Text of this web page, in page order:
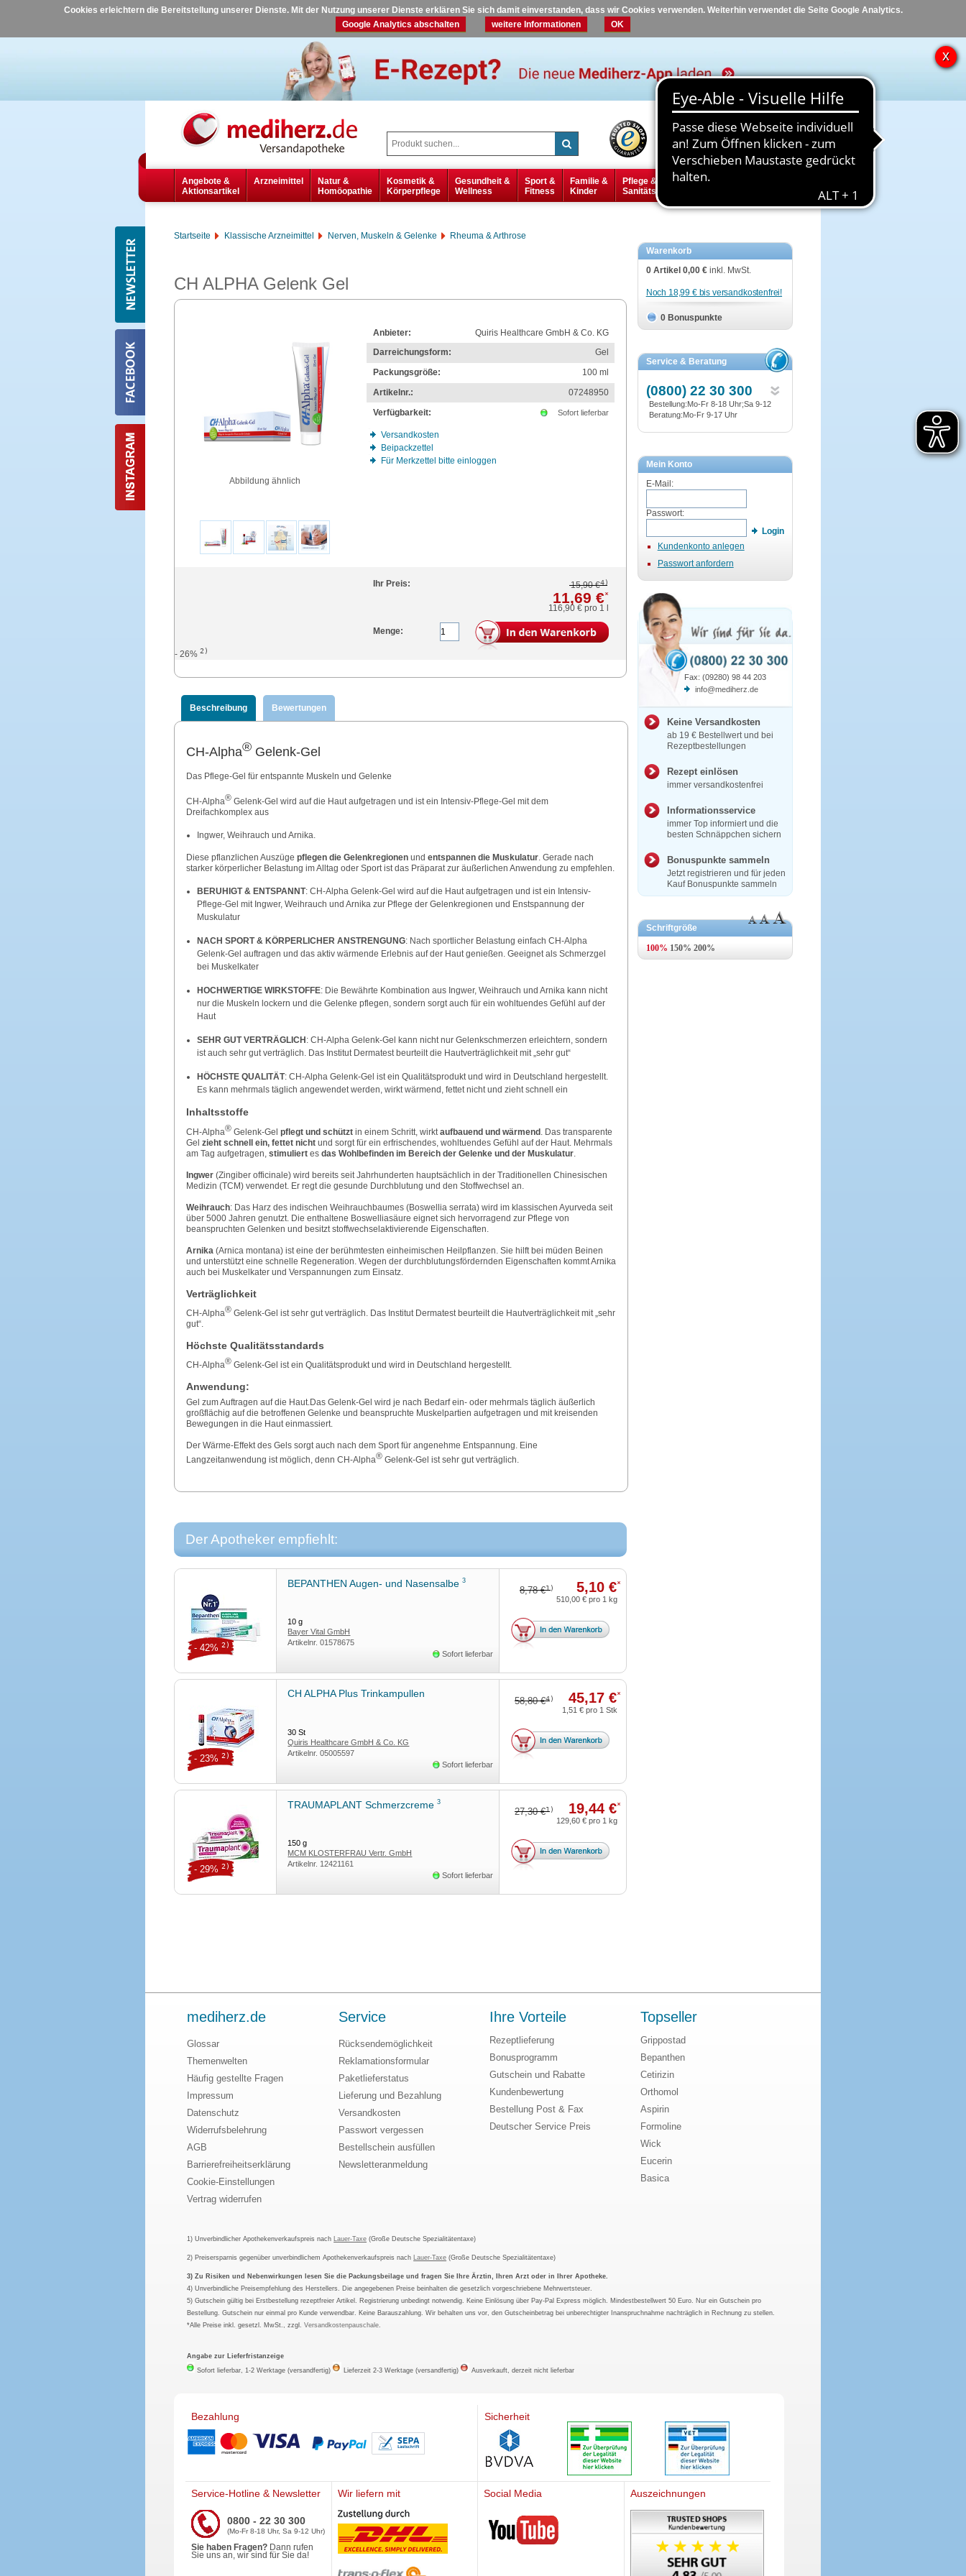
Cookies erleichtern die Bereitstellung unserer Dienste. Mit der Nutzung unserer Dienste erklären Sie sich damit einverstanden, dass wir Cookies verwenden. Weiterhin verwendet die Seite Google Analytics.
Google Analytics abschalten
weitere Informationen OK
Hilfe Kontakt
Angebote &
Aktionsartikel
Arzneimittel
Natur &
Homöopathie
Kosmetik &
Körperpflege
Gesundheit &
Wellness
Sport &
Fitness
Familie &
Kinder
Pflege &
Sanitätsbedarf
Diabetes
Startseite Klassische Arzneimittel Nerven, Muskeln & Gelenke Rheuma & Arthrose
CH ALPHA Gelenk Gel
Abbildung ähnlich
Anbieter:
Quiris Healthcare GmbH & Co. KG
Darreichungsform:
Gel
Packungsgröße:
100 ml
Artikelnr.:
07248950
Verfügbarkeit:
Sofort lieferbar
Versandkosten
Beipackzettel
Für Merkzettel bitte einloggen
Ihr Preis: 15,90 €4)
11,69 €*
116,90 €pro 1 l
Menge:
- 26% 2)
Beschreibung Bewertungen
CH-Alpha®Gelenk-Gel
Das Pflege-Gel für entspannte Muskeln und Gelenke
CH-Alpha®Gelenk-Gel wird auf die Haut aufgetragen und ist ein Intensiv-Pflege-Gel mit dem
Dreifachkomplex aus
Ingwer, Weihrauch und Arnika.
Diese pflanzlichen Auszüge pflegen die Gelenkregionenund entspannen die Muskulatur. Gerade nach
starker körperlicher Belastung im Alltag oder Sport ist das Präparat zur äußerlichen Anwendung zu empfehlen.
BERUHIGT & ENTSPANNT: CH-Alpha Gelenk-Gel wird auf die Haut aufgetragen und ist ein Intensiv-
Pflege-Gel mit Ingwer, Weihrauch und Arnika zur Pflege der Gelenkregionen und Enstspannung der
Muskulatur
NACH SPORT & KÖRPERLICHER ANSTRENGUNG: Nach sportlicher Belastung einfach CH-Alpha
Gelenk-Gel auftragen und das aktiv wärmende Erlebnis auf der Haut genießen. Geeignet als Schmerzgel
bei Muskelkater
HOCHWERTIGE WIRKSTOFFE: Die Bewährte Kombination aus Ingwer, Weihrauch und Arnika kann nicht
nur die Muskeln lockern und die Gelenke pflegen, sondern sorgt auch für ein wohltuendes Gefühl auf der
Haut
SEHR GUT VERTRÄGLICH : CH-Alpha Gelenk-Gel kann nicht nur Gelenkschmerzen erleichtern, sondern
ist auch sehr gut verträglich. Das Institut Dermatest beurteilt die Hautverträglichkeit mit „sehr gut“
HÖCHSTE QUALITÄT: CH-Alpha Gelenk-Gel ist ein Qualitätsprodukt und wird in Deutschland hergestellt.
Es kann mehrmals täglich angewendet werden, wirkt wärmend, fettet nicht und zieht schnell ein
Inhaltsstoffe
CH-Alpha®Gelenk-Gel pflegt und schütztin einem Schritt, wirkt aufbauend und wärmend. Das transparente
Gel zieht schnell ein, fettet nichtund sorgt für ein erfrischendes, wohltuendes Gefühl auf der Haut. Mehrmals
am Tag aufgetragen, stimuliertes das Wohlbefinden im Bereich der Gelenke und der Muskulatur.
Ingwer(Zingiber officinale) wird bereits seit Jahrhunderten hauptsächlich in der Traditionellen Chinesischen
Medizin (TCM) verwendet. Er regt die gesunde Durchblutung und den Stoffwechsel an.
Weihrauch: Das Harz des indischen Weihrauchbaumes (Boswellia serrata) wird im klassischen Ayurveda seit
über 5000 Jahren genutzt. Die enthaltene Boswelliasäure eignet sich hervorragend zur Pflege von
beanspruchten Gelenken und besitzt stoffwechselaktivierende Eigenschaften.
Arnika (Arnica montana) ist eine der berühmtesten einheimischen Heilpflanzen. Sie hilft bei müden Beinen
und unterstützt eine schnelle Regeneration. Wegen der durchblutungsfördernden Eigenschaften kommt Arnika
auch bei Muskelkater und Verspannungen zum Einsatz.
Verträglichkeit
CH-Alpha®Gelenk-Gel ist sehr gut verträglich. Das Institut Dermatest beurteilt die Hautverträglichkeit mit „sehr
gut“.
Höchste Qualitätsstandards
CH-Alpha®Gelenk-Gel ist ein Qualitätsprodukt und wird in Deutschland hergestellt.
Anwendung:
Gel zum Auftragen auf die Haut.Das Gelenk-Gel wird je nach Bedarf ein- oder mehrmals täglich äußerlich
großflächig auf die betroffenen Gelenke und beanspruchte Muskelpartien aufgetragen und mit kreisenden
Bewegungen in die Haut einmassiert.
Der Wärme-Effekt des Gels sorgt auch nach dem Sport für angenehme Entspannung. Eine
Langzeitanwendung ist möglich, denn CH-Alpha®Gelenk-Gel ist sehr gut verträglich.
Der Apotheker empfiehlt:
BEPANTHEN Augen- und Nasensalbe3
10g
Bayer Vital GmbH
Artikelnr.01578675
Sofort lieferbar
8,78 €1) 5,10 €*
- 42% 2)
510,00 € pro 1 kg
CH ALPHA Plus Trinkampullen
30St
Quiris Healthcare GmbH & Co. KG
Artikelnr.05005597
Sofort lieferbar
58,80 €4) 45,17 €*
- 23% 2)
1,51 € pro 1 Stk
TRAUMAPLANT Schmerzcreme3
150g
MCM KLOSTERFRAU Vertr. GmbH
Artikelnr. 12421161
Sofort lieferbar
27,30 €1) 19,44 €*
- 29% 2)
129,60 € pro 1 kg
Warenkorb
0 Artikel 0,00 € inkl. MwSt.
Noch 18,99 € bis versandkostenfrei!
0 Bonuspunkte
Service & Beratung
(0800) 22 30 300
Bestellung:Mo-Fr 8-18 Uhr;Sa 9-12
Beratung:Mo-Fr 9-17 Uhr
Mein Konto
E-Mail:
Passwort:
Login
Kundenkonto anlegen
Passwort anfordern
Fax: (09280) 98 44 203
info@mediherz.de
Keine Versandkosten
ab 19 € Bestellwert und bei
Rezeptbestellungen
Rezept einlösen
immer versandkostenfrei
Informationsservice
immer Top informiert und die
besten Schnäppchen sichern
Bonuspunkte sammeln
Jetzt registrieren und für jeden
Kauf Bonuspunkte sammeln
Schriftgröße
mediherz.de
Glossar
Themenwelten
Häufig gestellte Fragen
Impressum
Datenschutz
Widerrufsbelehrung
AGB
Barrierefreiheitserklärung
Cookie-Einstellungen
Vertrag widerrufen
Service
Rücksendemöglichkeit
Reklamationsformular
Paketlieferstatus
Lieferung und Bezahlung
Versandkosten
Passwort vergessen
Bestellschein ausfüllen
Newsletteranmeldung
Ihre Vorteile
Rezeptlieferung
Bonusprogramm
Gutschein und Rabatte
Kundenbewertung
Bestellung Post & Fax
Deutscher Service Preis
Topseller
Grippostad
Bepanthen
Cetirizin
Orthomol
Aspirin
Formoline
Wick
Eucerin
Basica
1) Unverbindlicher Apothekenverkaufspreis nach Lauer-Taxe (Große Deutsche Spezialitätentaxe)
2) Preisersparnis gegenüber unverbindlichem Apothekenverkaufspreis nach Lauer-Taxe (Große Deutsche Spezialitätentaxe)
3) Zu Risiken und Nebenwirkungen lesen Sie die Packungsbeilage und fragen Sie Ihre Ärztin, Ihren Arzt oder in Ihrer Apotheke.
4) Unverbindliche Preisempfehlung des Herstellers. Die angegebenen Preise beinhalten die gesetzlich vorgeschriebene Mehrwertsteuer.
5) Gutschein gültig bei Erstbestellung rezeptfreier Artikel. Registrierung unbedingt notwendig. Keine Einlösung über Pay-Pal Express möglich. Mindestbestellwert 50 Euro. Nur ein Gutschein pro
Bestellung. Gutschein nur einmal pro Kunde verwendbar. Keine Barauszahlung. Wir behalten uns vor, den Gutscheinbetrag bei unberechtigter Inanspruchnahme nachträglich in Rechnung zu stellen.
*Alle Preise inkl. gesetzl. MwSt., zzgl.Versandkostenpauschale.
Angabe zur Lieferfristanzeige
Sofort lieferbar, 1-2 Werktage (versandfertig)
Lieferzeit 2-3 Werktage (versandfertig) Ausverkauft, derzeit nicht lieferbar
Bezahlung Sicherheit
Service-Hotline & Newsletter
0800 - 22 30 300
(Mo-Fr 8-18 Uhr, Sa 9-12 Uhr)
Sie haben Fragen? Dann rufen
Sie uns an, wir sind für Sie da!
Wir liefern mit Social Media
Mediherz
Auszeichnungen